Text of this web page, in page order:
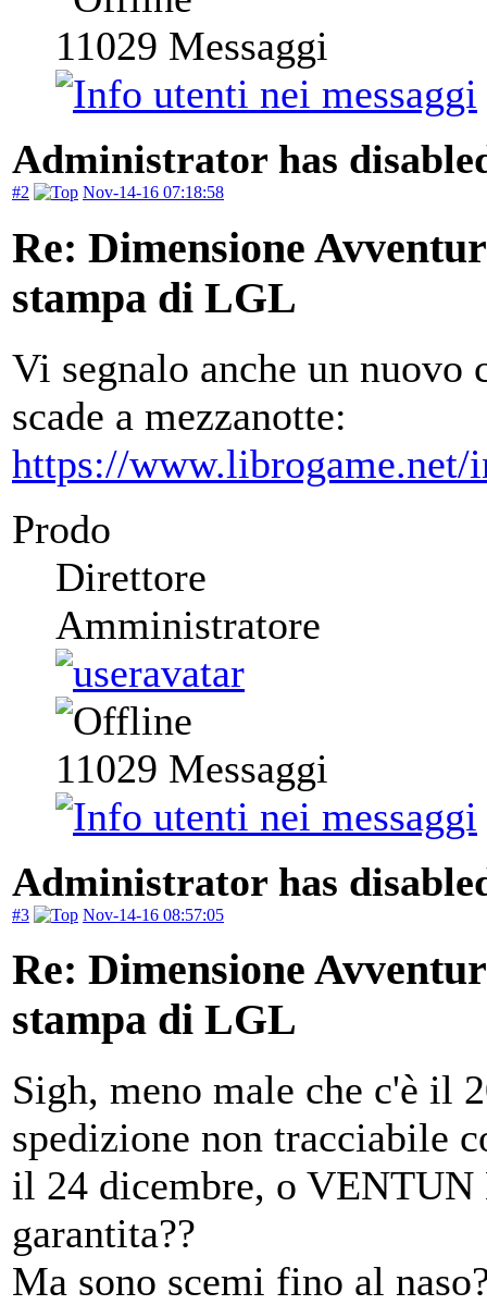
11029 Messaggi
Administrator has
#2 Nov-14-16 07:18:58
Re: Dimensione
stampa di LGL
Vi segnalo anche un
scade a mezzanotte:
https://
Prodo
Direttore
Amministratore
11029 Messaggi
Administrator has
#3 Nov-14-16 08:57:05
Re: Dimensione
stampa di LGL
Sigh, meno male che c'è il
spedizione non tracciabile
il 24 dicembre, o VENTUN
garantita??
Ma sono scemi fino al